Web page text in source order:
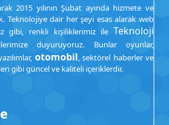
2015 yılının Şubat ayında hizmete ve
Teknolojiye dair her şeyi esas alarak web
gibi, renkli kişiliklerimiz ile Teknoloji
duyuruyoruz. Bunlar oyunlar,
otomobil, sektörel haberler ve
gibi güncel ve kaliteli içeriklerdir.